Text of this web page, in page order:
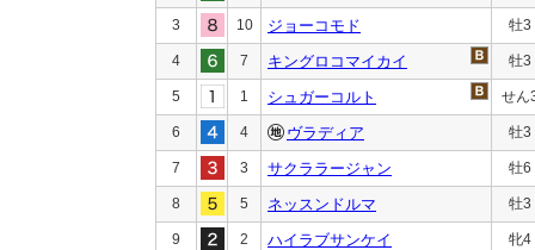
3 10 ジョーコモド 牡3
4 7 キングロコマイカイ 牡3
5 1 シュガーコルト せん
6 4 ヴラディア 牡3
7 3 サクララージャン 牡6
8 5 ネッスンドルマ 牡3
9 2 ハイラブサンケイ 牝4